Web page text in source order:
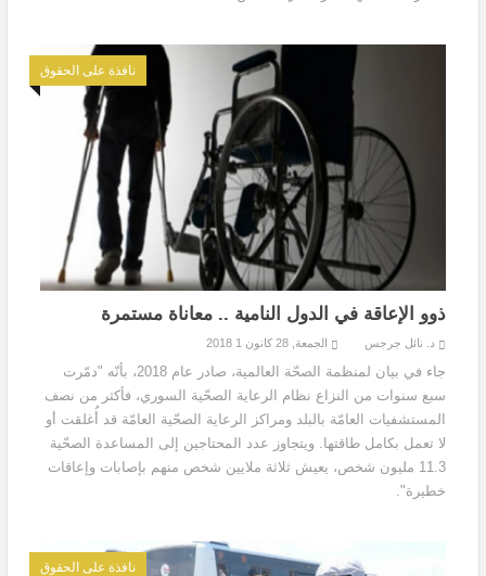
نافذة على الحقوق
ذوو الإعاقة في الدول النامية .. معاناة مستمرة
د. نائل جرجس الجمعة, 28 كانون 1 2018
جاء في بيان لمنظمة الصحّة العالمية، صادر عام 2018، بأنّه "دمّرت
سبع سنوات من النزاع نظام الرعاية الصحّية السوري، فأكثر من نصف
المستشفيات العامّة بالبلد ومراكز الرعاية الصحّية العامّة قد أُغلقت أو
لا تعمل بكامل طاقتها. ويتجاوز عدد المحتاجين إلى المساعدة الصحّية
11.3 مليون شخص، يعيش ثلاثة ملايين شخص منهم بإصابات وإعاقات
خطيرة".
نافذة على الحقوق